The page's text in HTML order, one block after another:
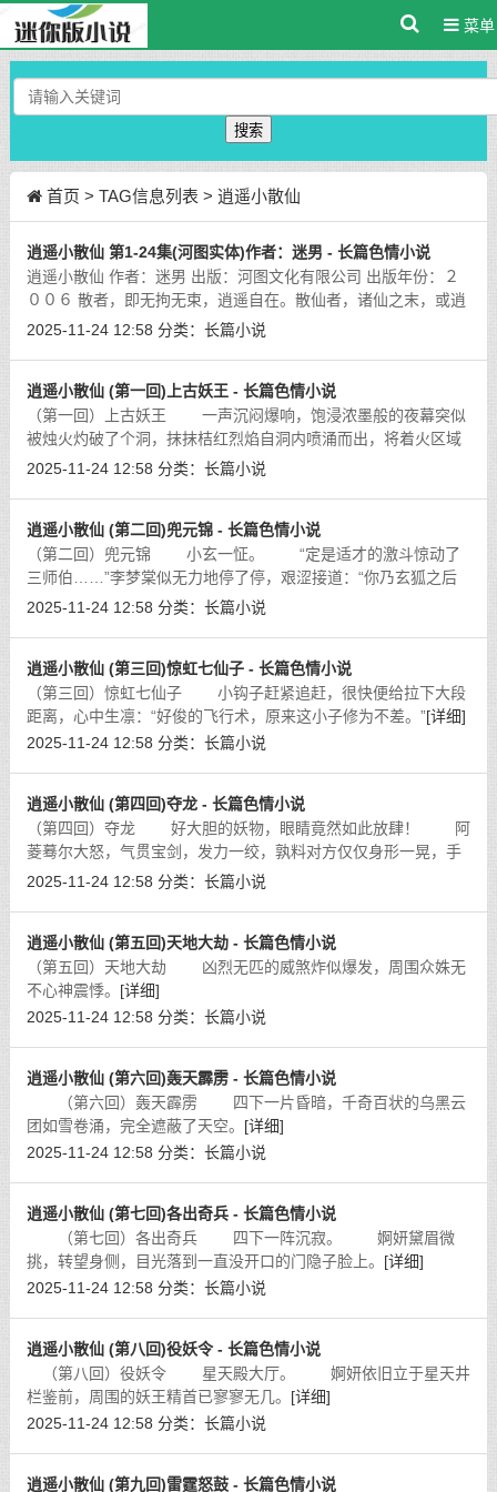
菜单
搜索
首页 > TAG信息列表 > 逍遥小散仙
逍遥小散仙 第1-24集(河图实体)作者：迷男 - 长篇色情小说
逍遥小散仙 作者：迷男 出版：河图文化有限公司 出版年份：２
００６ 散者，即无拘无束，逍遥自在。散仙者，诸仙之末，或逍
遥于深山海岛，或 淡隐于街井闹市，低者不过丹卜之流，高者却
2025-11-24 12:58 分类： 长篇小说
逍遥小散仙 (第一回)上古妖王 - 长篇色情小说
（第一回）上古妖王 一声沉闷爆响，饱浸浓墨般的夜幕突似
被烛火灼破了个洞，抹抹桔红烈焰自洞内喷涌而出，将着火区域
迅速扩大。[详细]
2025-11-24 12:58 分类： 长篇小说
逍遥小散仙 (第二回)兜元锦 - 长篇色情小说
（第二回）兜元锦 小玄一怔。 “定是适才的激斗惊动了
三师伯……”李梦棠似无力地停了停，艰涩接道：“你乃玄狐之后
的消息已传回教中，难保三师伯不送你上凤凰崖。”
2025-11-24 12:58 分类： 长篇小说
逍遥小散仙 (第三回)惊虹七仙子 - 长篇色情小说
（第三回）惊虹七仙子 小钩子赶紧追赶，很快便给拉下大段
距离，心中生凛：“好俊的飞行术，原来这小子修为不差。”[详细]
2025-11-24 12:58 分类： 长篇小说
逍遥小散仙 (第四回)夺龙 - 长篇色情小说
（第四回）夺龙 好大胆的妖物，眼睛竟然如此放肆！ 阿
菱蓦尔大怒，气贯宝剑，发力一绞，孰料对方仅仅身形一晃，手
中的金虹宝剑仍被那鳞片怒张的怪形兵器紧紧锁住，分毫未脱。
2025-11-24 12:58 分类： 长篇小说
逍遥小散仙 (第五回)天地大劫 - 长篇色情小说
（第五回）天地大劫 凶烈无匹的威煞炸似爆发，周围众姝无
不心神震悸。 [详细]
2025-11-24 12:58 分类： 长篇小说
逍遥小散仙 (第六回)轰天霹雳 - 长篇色情小说
（第六回）轰天霹雳 四下一片昏暗，千奇百状的乌黑云
团如雪卷涌，完全遮蔽了天空。 [详细]
2025-11-24 12:58 分类： 长篇小说
逍遥小散仙 (第七回)各出奇兵 - 长篇色情小说
（第七回）各出奇兵 四下一阵沉寂。 婀妍黛眉微
挑，转望身侧，目光落到一直没开口的门隐子脸上。 [详细]
2025-11-24 12:58 分类： 长篇小说
逍遥小散仙 (第八回)役妖令 - 长篇色情小说
（第八回）役妖令 星天殿大厅。 婀妍依旧立于星天井
栏鉴前，周围的妖王精首已寥寥无几。 [详细]
2025-11-24 12:58 分类： 长篇小说
逍遥小散仙 (第九回)雷霆怒鼓 - 长篇色情小说